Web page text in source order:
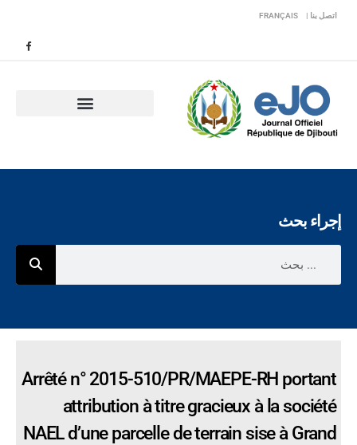
اتصل بنا | FRANÇAIS
إجراء بحث
Arrêté n° 2015-510/PR/MAEPE-RH portant
attribution à titre gracieux à la société
NAEL d’une parcelle de terrain sise à Grand